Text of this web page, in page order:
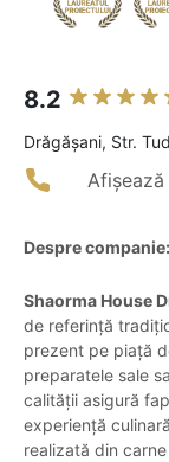
8.2
Drăgăşani, Str.
Despre companie:
Shaorma House
de referință
prezent pe piață
preparatele sale
calității asigură
experiență
realizată din